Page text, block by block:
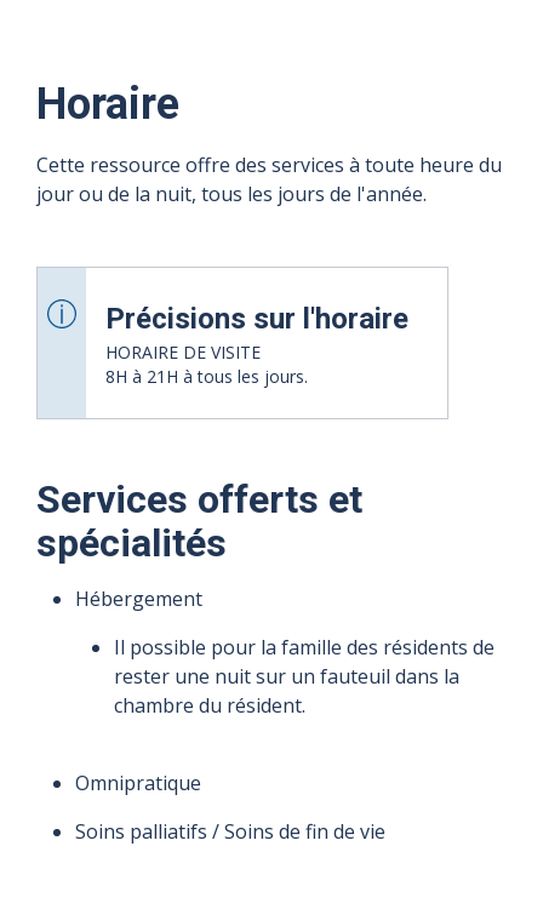
Horaire
Cette ressource offre des services à toute heure du
jour ou de la nuit, tous les jours de l'année.
Précisions sur l'horaire
HORAIRE DE VISITE
8H à 21H à tous les jours.
Services offerts et
spécialités
Hébergement
Il possible pour la famille des résidents de
rester une nuit sur un fauteuil dans la
chambre du résident.
Omnipratique
Soins palliatifs / Soins de fin de vie